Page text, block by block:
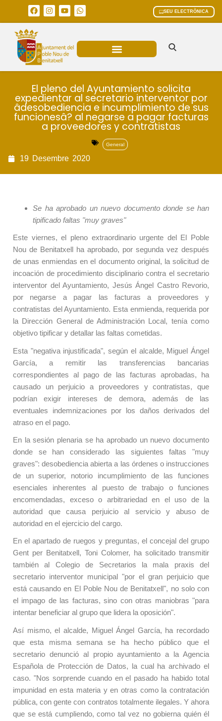
SEU ELECTRÒNICA
El pleno del Ayuntamiento solicita
expedientar al secretario interventor por
âdesobediencia e incumplimiento de sus
funcionesâ? al negarse a pagar facturas
a proveedores y contratistas
General
19 Desembre 2020
Se ha aprobado un nuevo documento donde se han
tipificado faltas "muy graves"
Este viernes, el plenoextraordinario urgente del
El Poble
Nou de Benitatxell
ha aprobado, por segunda vez después
de unas enmiendas en el documento original, la solicitud de
incoación de procedimiento disciplinario contra el secretario
interventor del Ayuntamiento, Jesús Ángel Castro Revorio,
por negarse a pagar las facturas a proveedores y
contratistas del Ayuntamiento. Esta enmienda, requerida por
la Dirección General de Administración Local, tenía como
objetivo tipificar y detallar las faltas cometidas.
Esta "negativa injustificada", según el alcalde, Miguel Ángel
García, a remitir las transferencias bancarias
correspondientes al pago de las facturas aprobadas, ha
causado un perjuicio a proveedores y contratistas, que
podrían exigir intereses de demora, además de las
eventuales indemnizaciones por los daños derivados del
atraso en el pago.
En la sesión plenaria se ha aprobado un nuevo documento
donde se han considerado las siguientes faltas "muy
graves": desobediencia abierta a las órdenes o instrucciones
de un superior, notorio incumplimiento de las funciones
esenciales inherentes al puesto de trabajo o funciones
encomendadas, exceso o arbitrariedad en el uso de la
autoridad que causa perjuicio al servicio y abuso de
autoridad en el ejercicio del cargo.
En el apartado de ruegos y preguntas, el concejal del grupo
Gent per Benitatxell , Toni Colomer, ha solicitado transmitir
tambiénal Colegio de Secretarios la mala praxis del
secretario interventor municipal "por el gran perjuicio que
está causando en El Poble Nou de Benitatxell", no solo con
el impago de las facturas, sino con otras maniobras "para
intentar beneficiar al grupo que lidera la oposición".
Así mismo, el alcalde, Miguel Ángel García, ha recordado
que esta misma semana se ha hecho público que el
secretario denunció al propio ayuntamiento a la Agencia
Española de Protección de Datos, la cual ha archivado el
caso. "Nos sorprende cuando en el pasado ha habido total
impunidad en esta materia y en otras como la contratación
pública, con gente con contratos totalmente ilegales. Y ahora
que se está cumpliendo, como tal vez no gobierna quién él